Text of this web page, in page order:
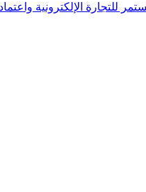
للتجارة الإلكترونية